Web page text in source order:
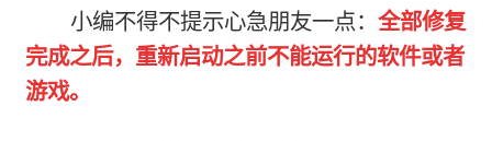
小编不得不提示心急朋友一点： 全部修复
完成之后，重新启动之前不能运行的软件或者
游戏。